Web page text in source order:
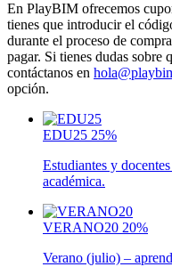
En PlayBIM ofrecemos
tienes que introducir el
durante el proceso de
pagar. Si tienes dudas sobre
contáctanos en
opción.
EDU25 25%
Estudiantes y
académica.
VERANO20 20%
Verano (julio) –